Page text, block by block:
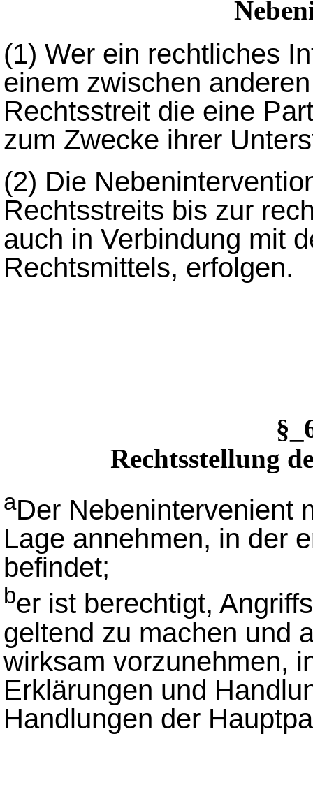
(1) Wer ein rechtliches
einem zwischen
Rechtsstreit die eine
zum Zwecke ihrer
(2) Die
Rechtsstreits bis zur
auch in Verbindung mit
Rechtsmittels, erfolgen.
Rechtsstellung
aDer Nebenintervenient
Lage annehmen, in der
befindet;
ber ist berechtigt,
geltend zu machen und
wirksam vorzunehmen,
Erklärungen und
Handlungen der